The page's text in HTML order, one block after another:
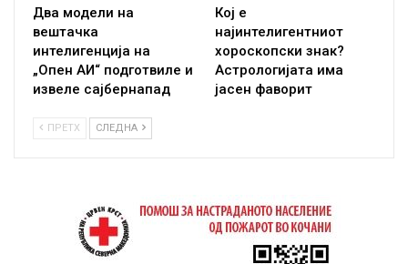
Два модели на
вештачка
интелигенција на
„Опен АИ“ подготвиле и
извеле сајбернапад
Кој е
најинтелигентниот
хороскопски знак?
Астрологијата има
јасен фаворит
ПРЕТХ СЛЕДНА